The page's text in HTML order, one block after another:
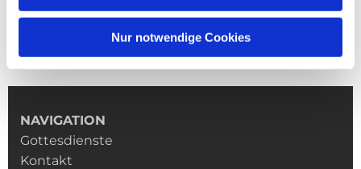
Nur notwendige Cookies
NAVIGATION
Gottesdienste
Kontakt